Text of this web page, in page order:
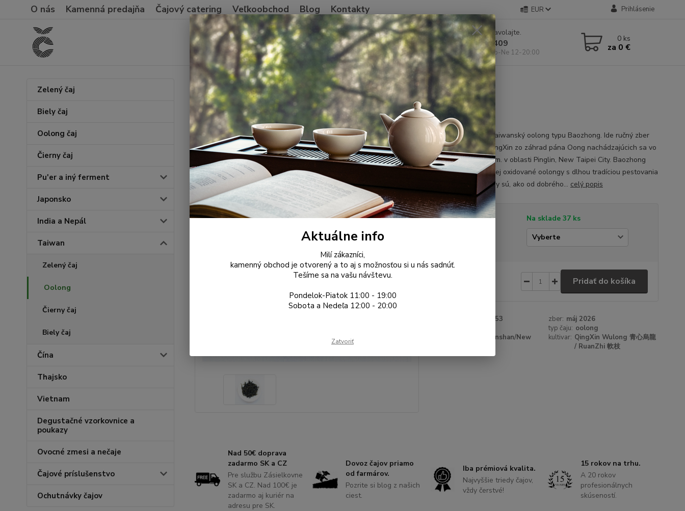
O nás Kamenná predajňa Čajový catering Veľkoobchod Blog Kontakty EUR Prihlásenie
Hľadať
Neviete si rady? Zavolajte.
+421 904 546 409
Po-Pia 11-19:00, So-Ne 12-20:00
0 ks
za 0 €
Zelený čaj
Biely čaj
Oolong čaj
Čierny čaj
Pu'er a iný ferment
Japonsko
India a Nepál
Taiwan
Zelený čaj
Oolong
Čierny čaj
Biely čaj
Čína
Thajsko
Vietnam
Degustačné vzorkovnice a
poukazy
Ovocné zmesi a nečaje
Čajové príslušenstvo
Ochutnávky čajov
Úvod Taiwan Oolong WenShan Baozhong oolong 2026
WenShan Baozhong oolong 2026
Novinka
Ľahko-oxidovaný taiwanský oolong typu Baozhong. Ide ručný zber
lístkov kultivaru QingXin zo záhrad pána Oong nachádzajúcich sa vo
výške 300-400m.n.m. v oblasti Pinglin, New Taipei City. Baozhong
patrí medzi najmenej oxidované oolongy s dlhou tradíciou pestovania
na Taiwane. Arómy sú, ako od dobrého... celý popis
Dostupnosť
Na sklade 37 ks
Pridať do košíka
48053 zber: máj 2026
typ čaju: oolong
Pinglin, Wenshan/New
kultivar: QingXin Wulong 青心烏龍
/ RuanZhi 軟枝
Nad 50€ doprava
zadarmo SK a CZ
Pre službu Zásielkovne
SK a CZ. Nad 100€ je
zadarmo aj kuriér na
adresu pre SK.
Dovoz čajov priamo
od farmárov.
Pozrite si blog z našich
ciest.
Iba prémiová kvalita.
Najvyššie triedy čajov,
vždy čerstvé!
15 rokov na trhu.
A 20 rokov
profesionálnych
skúseností.
Aktuálne info
Milí zákazníci,
kamenný obchod je otvorený a to aj s možnosťou si u nás sadnúť.
Tešíme sa na vašu návštevu.
Pondelok-Piatok 11:00 - 19:00
Sobota a Nedeľa 12:00 - 20:00
Zatvoriť